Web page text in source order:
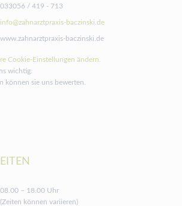
033056 / 419 - 713
info@zahnarztpraxis-baczinski.de
www.zahnarztpraxis-baczinski.de
Cookie-Einstellungen ändern.
wichtig.
können sie uns bewerten.
08.00 – 18.00 Uhr
(Zeiten können variieren)